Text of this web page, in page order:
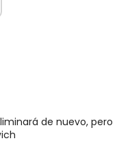
de nuevo, pero